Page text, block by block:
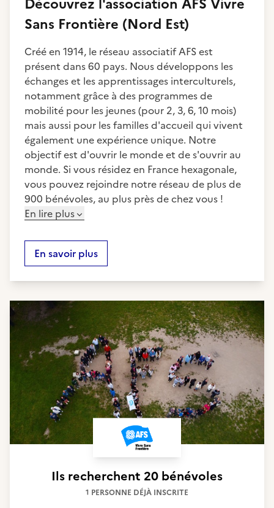
Sans Frontière (Nord Est)
Créé en 1914, le réseau associatif AFS est
présent dans 60 pays. Nous développons les
échanges et les apprentissages interculturels,
notamment grâce à des programmes de
mobilité pour les jeunes (pour 2, 3, 6, 10 mois)
mais aussi pour les familles d'accueil qui vivent
également une expérience unique. Notre
objectif est d'ouvrir le monde et de s'ouvrir au
monde. Si vous résidez en France hexagonale,
vous pouvez rejoindre notre réseau de plus de
900 bénévoles, au plus près de chez vous !
En lire plus
En savoir plus
Ils recherchent 20 bénévoles
1 PERSONNE DÉJÀ INSCRITE